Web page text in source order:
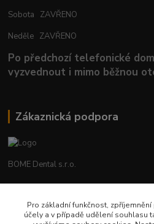
Sobota ZAVŘENO
Neděle ZAVŘENO
Po předchozí telefonické
vyzvednout i mimo běžnou
Zákaznická podpora
BOME Dental s.r.o.
info@bomedental.eu
Pro základní funkčnost,
účely a v případě udělení souhlasu